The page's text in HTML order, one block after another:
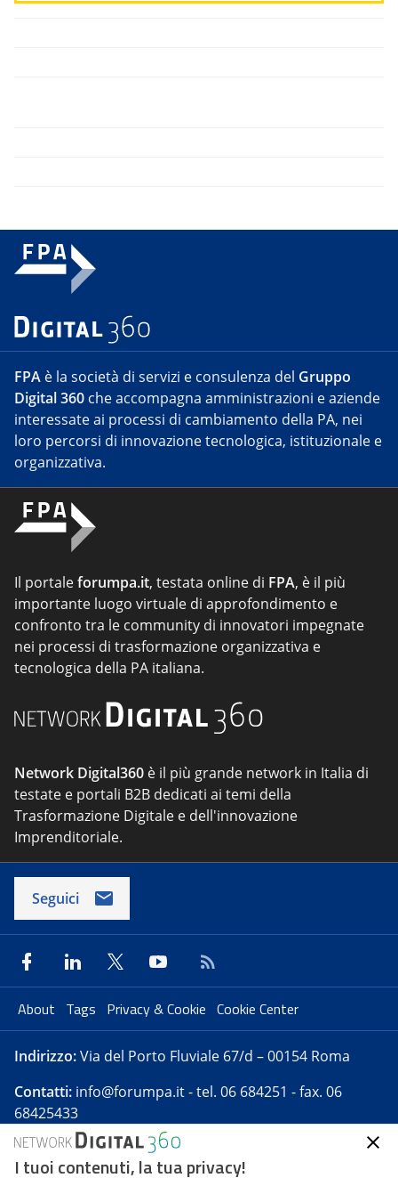
FPA è la società di servizi e consulenza del Gruppo
Digital 360 che accompagna amministrazioni e aziende
interessate ai processi di cambiamento della PA, nei
loro percorsi di innovazione tecnologica, istituzionale e
organizzativa.
Il portaleforumpa.it, testata online di FPA, è il più
importante luogo virtuale di approfondimento e
confronto tra le community di innovatori impegnate
nei processi di trasformazione organizzativa e
tecnologica della PA italiana.
Network Digital360 è il più grande network in Italia di
testate e portali B2B dedicati ai temi della
Trasformazione Digitale e dell'innovazione
Imprenditoriale.
Seguici
About Tags Privacy & Cookie Cookie Center
Indirizzo:Via del Porto Fluviale 67/d – 00154 Roma
Contatti: info@forumpa.it- tel. 06 684251 - fax. 06
68425433
Forumpa.itè una pubblicazione telematica iscritta
I tuoi contenuti, la tua privacy!